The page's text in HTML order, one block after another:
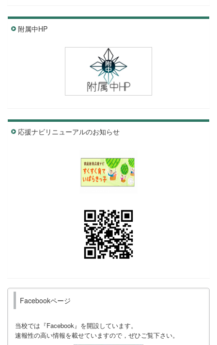
附属中HP
応援ナビリニューアルのお知らせ
Facebookページ
当校では『Facebook』を開設しています。
速報性の高い情報を載せていますので，ぜひご覧下さい。